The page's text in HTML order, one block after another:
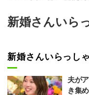
新婚さんいら
新婚さんいらっし
夫が
き集